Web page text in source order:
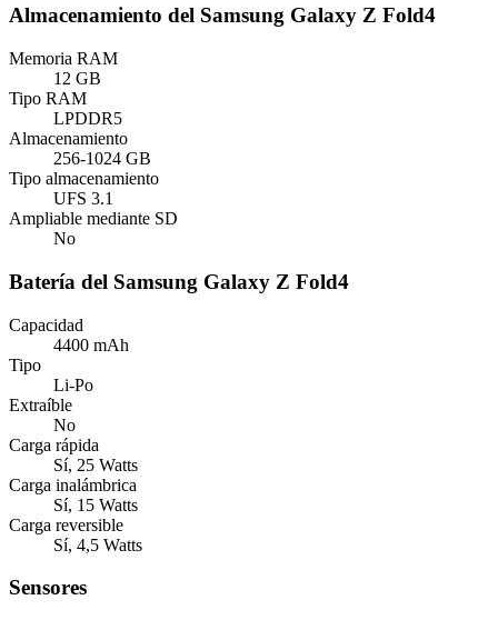
Almacenamiento del Samsung Galaxy Z Fold4
Memoria RAM
12 GB
Tipo RAM
LPDDR5
Almacenamiento
256-1024 GB
Tipo almacenamiento
UFS 3.1
Ampliable mediante SD
No
Batería del Samsung Galaxy Z Fold4
Capacidad
4400 mAh
Tipo
Li-Po
Extraíble
No
Carga rápida
Sí, 25 Watts
Carga inalámbrica
Sí, 15 Watts
Carga reversible
Sí, 4,5 Watts
Sensores